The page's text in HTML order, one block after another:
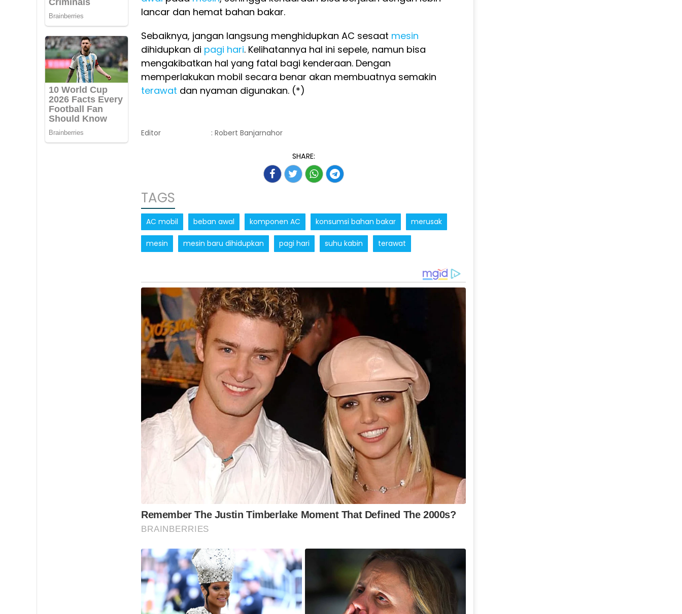
lancar dan hemat bahan bakar.
Sebaiknya, jangan langsung menghidupkan AC sesaat mesin
dihidupkan di pagi hari. Kelihatannya hal ini sepele, namun bisa
mengakibatkan hal yang fatal bagi kenderaan. Dengan
memperlakukan mobil secara benar akan membuatnya semakin
terawat dan nyaman digunakan. (*)
Editor : Robert Banjarnahor
SHARE:
TAGS
AC mobil beban awal komponen AC konsumsi bahan bakar merusak
mesin mesin baru dihidupkan pagi hari suhu kabin terawat